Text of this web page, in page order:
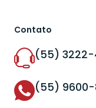
Contato
(55) 3222-
(55)